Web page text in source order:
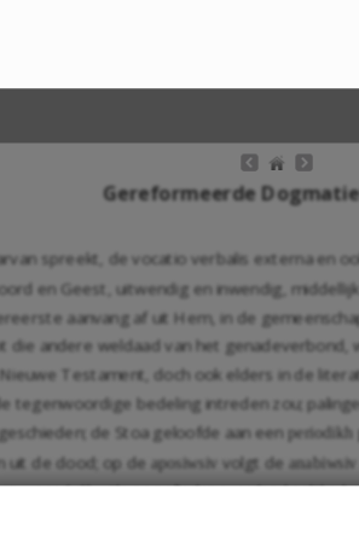
Gereformeerde
spreekt, de vocatio verbalis externa en
en Geest, uitwendig en inwendig,
aanvang af uit Hem, in de
andere weldaad van het
Testament, doch ook elders in de
tegenwoordige bedeling intreden zou;
de Stoa geloofde aan een periodikh
uit de dood; op de aposiwsiv volgt de anabiwsiv
woord dikwijls nog allerlei overdrachtelijke
spreekt van de terugkeer van de Joden